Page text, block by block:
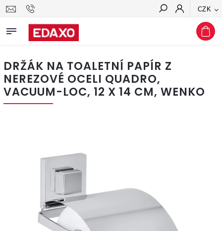
CZK
Hledat
DRŽÁK NA TOALETNÍ PAPÍR Z
NEREZOVÉ OCELI QUADRO,
VACUUM-LOC, 12 X 14 CM, WENKO